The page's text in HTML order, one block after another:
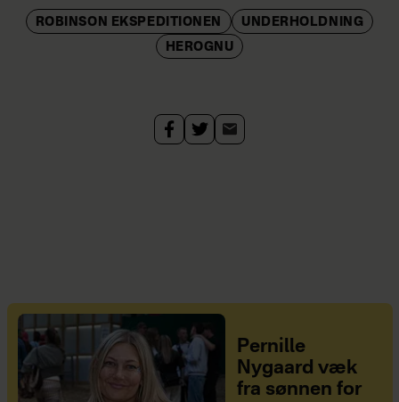
ROBINSON EKSPEDITIONEN
UNDERHOLDNING
HEROGNU
Pernille
Nygaard væk
fra sønnen for